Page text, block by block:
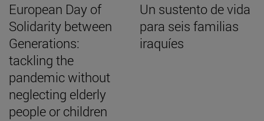
European Day of
Solidarity between
Generations:
tackling the
pandemic without
neglecting elderly
people or children
Un sustento de vida
para seis familias
iraquíes